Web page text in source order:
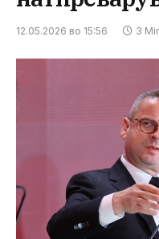
12.05.2026 во 15:56 3